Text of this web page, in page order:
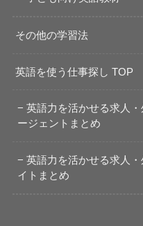
その他の学習法
英語を使う仕事探し TOP
英語力を活かせる求人
ージェントまとめ
英語力を活かせる求人
イトまとめ